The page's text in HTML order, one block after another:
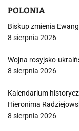
POLONIA
Biskup zmienia
8 sierpnia 2026
Wojna rosyjsko-
8 sierpnia 2026
Kalendarium
Hieronima
8 sierpnia 2026